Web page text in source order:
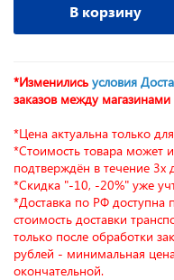
В корзину
*Изменились условия
заказов между магазинами
*Цена актуальна только
*Стоимость товара может
подтверждён в течение 3х
*Скидка "-10, -20%" уже
*Доставка по РФ доступна
стоимость доставки
только после обработки
рублей - минимальная
окончательной.